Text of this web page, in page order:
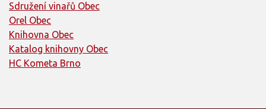
Sdružení vinařů Obec
Orel Obec
Knihovna Obec
Katalog knihovny Obec
HC Kometa Brno